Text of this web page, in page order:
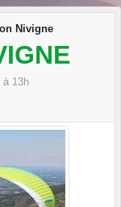
Nivigne
à 13h